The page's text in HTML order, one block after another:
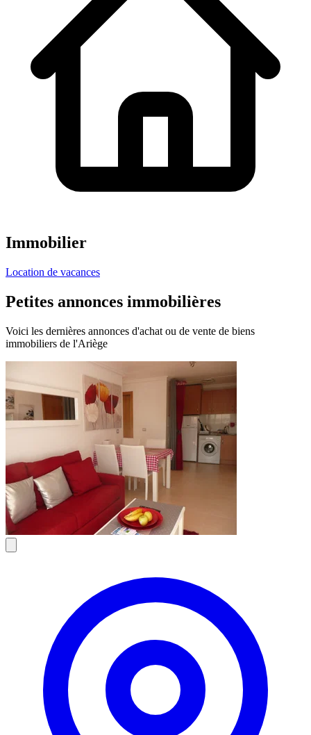
Immobilier
Location de vacances
Petites annonces immobilières
Voici les dernières annonces d'achat ou de vente de biens
immobiliers de l'Ariège